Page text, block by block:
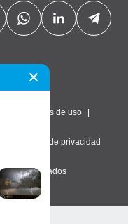
Términos de uso
de privacidad
reservados